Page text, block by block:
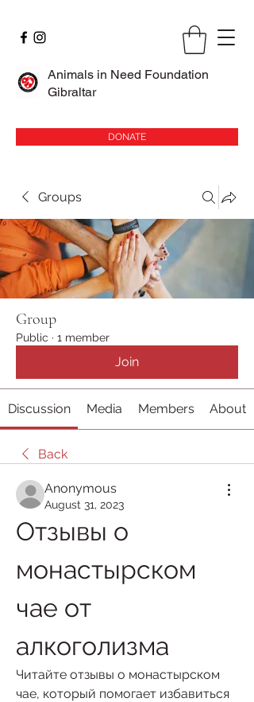
Animals in Need Foundation
Gibraltar
DONATE
Groups
Group
Public · 1 member
Join
Discussion Media Members About
Back
Anonymous
August 31, 2023
Отзывы о
монастырском
чае от
алкоголизма
Читайте отзывы о монастырском
чае, который помогает избавиться